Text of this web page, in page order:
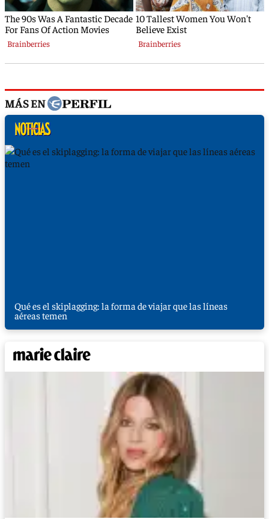
MÁS EN
Qué es el skiplagging: la forma de viajar que las líneas
aéreas temen